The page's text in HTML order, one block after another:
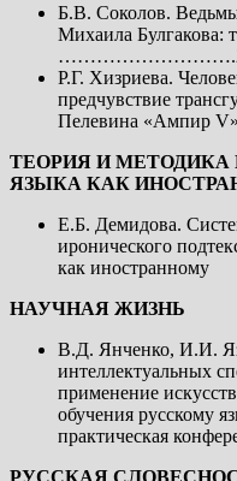
Б.В. Соколов.
Михаила Булгакова:
Р.Г. Хизриева.
предчувствие
Пелевина «Ампир V»
ТЕОРИЯ И МЕТОДИКА
ЯЗЫКА КАК
Е.Б. Демидова.
иронического
как иностранному
НАУЧНАЯ ЖИЗНЬ
В.Д. Янченко, И.И.
интеллектуальных
применение
обучения русскому
практическая
РУССКАЯ